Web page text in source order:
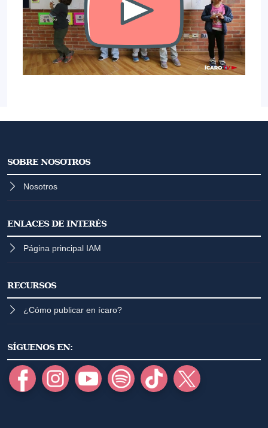
SOBRE NOSOTROS
Nosotros
ENLACES DE INTERÉS
Página principal IAM
RECURSOS
¿Cómo publicar en ícaro?
SÍGUENOS EN: